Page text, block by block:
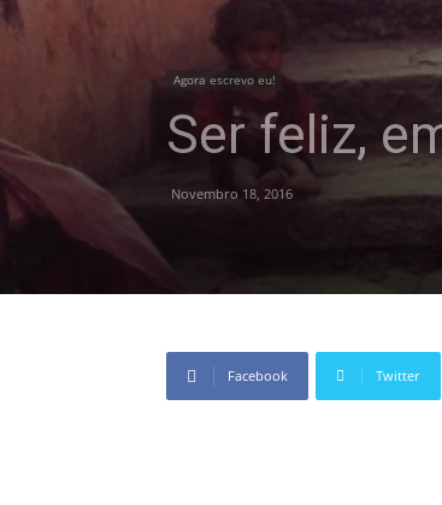
Agora escrevo eu!
Ser feliz,
Novembro 18, 2016
Facebook Twitter